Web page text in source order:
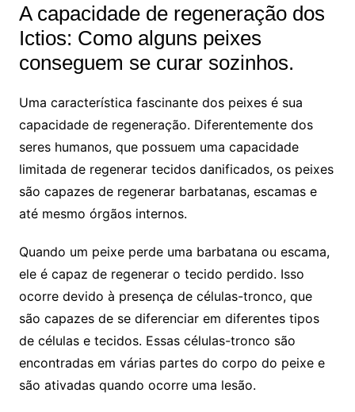
A capacidade de regeneração dos
Ictios: Como alguns peixes
conseguem se curar sozinhos.
Uma característica fascinante dos peixes é sua
capacidade de regeneração. Diferentemente dos
seres humanos, que possuem uma capacidade
limitada de regenerar tecidos danificados, os peixes
são capazes de regenerar barbatanas, escamas e
até mesmo órgãos internos.
Quando um peixe perde uma barbatana ou escama,
ele é capaz de regenerar o tecido perdido. Isso
ocorre devido à presença de células-tronco, que
são capazes de se diferenciar em diferentes tipos
de células e tecidos. Essas células-tronco são
encontradas em várias partes do corpo do peixe e
são ativadas quando ocorre uma lesão.